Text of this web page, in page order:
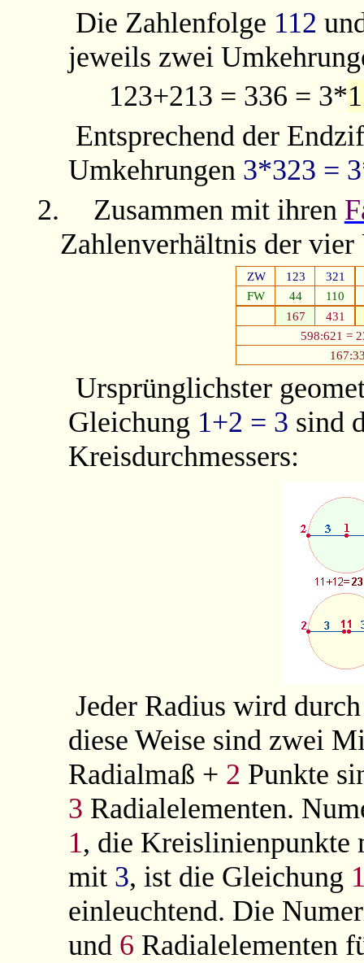
Die Zahlenfolge 112
jeweils zwei
123+213 = 336 = 3*
Entsprechend der
Umkehrungen 3*323 =
2.
Zusammen mit ihren
Zahlenverhältnis der
ZW 123
321
FW
44
110
167
431
598:621 =
167:
Ursprünglichster
Gleichung 1+2 = 3 sind
Kreisdurchmessers:
Jeder Radius wird
diese Weise sind zwei
Radialmaß + 2 Punkte
3 Radialelementen.
1, die
mit 3, ist die Gleichung
einleuchtend. Die
und 6 Radialelementen